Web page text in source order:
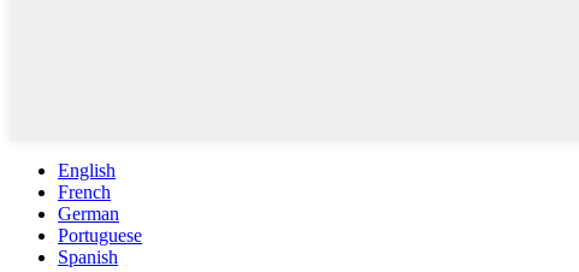
English
French
German
Portuguese
Spanish